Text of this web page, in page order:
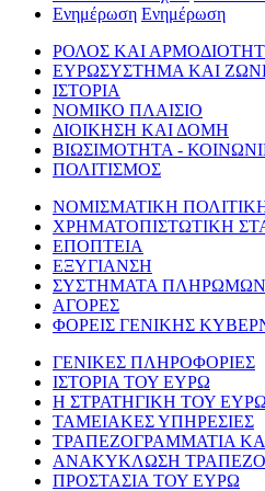
Ενημέρωση Ενημέρωση
ΡΟΛΟΣ ΚΑΙ
ΕΥΡΩΣΥΣΤΗΜΑ ΚΑΙ
ΙΣΤΟΡΙΑ
ΝΟΜΙΚΟ ΠΛΑΙΣΙΟ
ΔΙΟΙΚΗΣΗ ΚΑΙ ΔΟΜΗ
ΒΙΩΣΙΜΟΤΗΤΑ -
ΠΟΛΙΤΙΣΜΟΣ
ΝΟΜΙΣΜΑΤΙΚΗ
ΧΡΗΜΑΤΟΠΙΣΤΩΤΙΚΗ
ΕΠΟΠΤΕΙΑ
ΕΞΥΓΙΑΝΣΗ
ΣΥΣΤΗΜΑΤΑ ΠΛΗΡΩΜΩΝ
ΑΓΟΡΕΣ
ΦΟΡΕΙΣ ΓΕΝΙΚΗΣ
ΓΕΝΙΚΕΣ ΠΛΗΡΟΦΟΡΙΕΣ
ΙΣΤΟΡΙΑ ΤΟΥ ΕΥΡΩ
Η ΣΤΡΑΤΗΓΙΚΗ ΤΟΥ
ΤΑΜΕΙΑΚΕΣ ΥΠΗΡΕΣΙΕΣ
ΤΡΑΠΕΖΟΓΡΑΜΜΑΤΙΑ
ΑΝΑΚΥΚΛΩΣΗ
ΠΡΟΣΤΑΣΙΑ ΤΟΥ ΕΥΡΩ